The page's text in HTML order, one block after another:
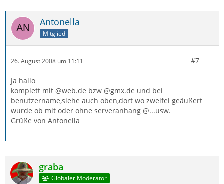
Antonella
Mitglied
26. August 2008 um 11:11 #7
Ja hallo
komplett mit @web.de bzw @gmx.de und bei
benutzername,siehe auch oben,dort wo zweifel geäußert
wurde ob mit oder ohne serveranhang @...usw.
Grüße von Antonella
graba
Globaler Moderator